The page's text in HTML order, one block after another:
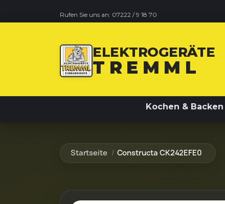
Rufen Sie uns an: 07222 / 9 18 70
ELEKTROGERÄTE
TREMML
Kochen & Backen
Startseite Constructa CK242EFE0